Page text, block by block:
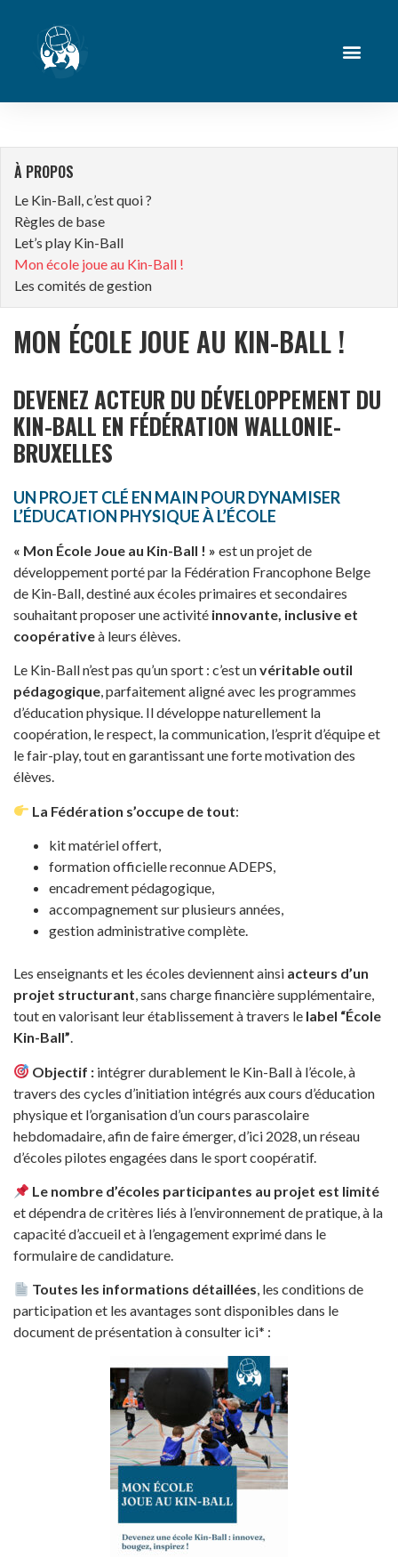
MON ÉCOLE JOUE AU KIN-BALL !
DEVENEZ ACTEUR DU DÉVELOPPEMENT DU
KIN-BALL EN FÉDÉRATION WALLONIE-
BRUXELLES
UN PROJET CLÉ EN MAIN POUR DYNAMISER
L’ÉDUCATION PHYSIQUE À L’ÉCOLE
« Mon École Joue au Kin-Ball ! » est un projet de
développement porté par la Fédération Francophone Belge
de Kin-Ball, destiné aux écoles primaires et secondaires
souhaitant proposer une activité innovante, inclusive et
coopérativeà leurs élèves.
Le Kin-Ball n’est pas qu’un sport : c’est unvéritable outil
pédagogique, parfaitement aligné avec les programmes
d’éducation physique. Il développe naturellement la
coopération, le respect, la communication, l’esprit d’équipe et
le fair-play, tout en garantissant une forte motivation des
élèves.
La Fédération s’occupe de tout:
kit matériel offert,
formation officielle reconnue ADEPS,
encadrement pédagogique,
accompagnement sur plusieurs années,
gestion administrative complète.
Les enseignants et les écoles deviennent ainsi acteurs d’un
projet structurant, sans charge financière supplémentaire,
tout en valorisant leur établissement à travers le label “École
Kin-Ball”.
Objectif : intégrer durablement le Kin-Ball à l’école, à
travers des cycles d’initiation intégrés aux cours d’éducation
physique et l’organisation d’un cours parascolaire
hebdomadaire, afin de faire émerger, d’ici 2028, un réseau
d’écoles pilotes engagées dans le sport coopératif.
Le nombre d’écoles participantes au projet est limité
et dépendra de critères liés à l’environnement de pratique, à la
capacité d’accueil et à l’engagement exprimé dans le
formulaire de candidature.
Toutes les informations détaillées, les conditions de
participation et les avantages sont disponibles dans le
document de présentation à consulter ici* :
À PROPOS
Le Kin-Ball, c’est quoi ?
Règles de base
Let’s play Kin-Ball
Mon école joue au Kin-Ball !
Les comités de gestion